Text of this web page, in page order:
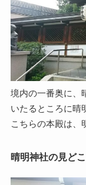
境内の一番奥に、
いたるところに晴
こちらの本殿は、
晴明神社の見ど